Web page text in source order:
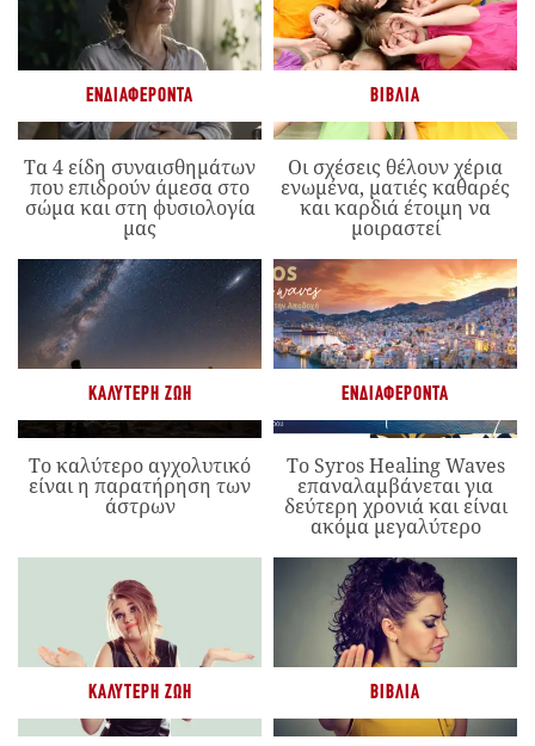
ΕΝΔΙΑΦΈΡΟΝΤΑ
Τα 4 είδη συναισθημάτων
που επιδρούν άμεσα στο
σώμα και στη φυσιολογία
μας
ΒΙΒΛΊΑ
Οι σχέσεις θέλουν χέρια
ενωμένα, ματιές καθαρές
και καρδιά έτοιμη να
μοιραστεί
ΚΑΛΎΤΕΡΗ ΖΩΉ
Το καλύτερο αγχολυτικό
είναι η παρατήρηση των
άστρων
ΕΝΔΙΑΦΈΡΟΝΤΑ
Το Syros Healing Waves
επαναλαμβάνεται για
δεύτερη χρονιά και είναι
ακόμα μεγαλύτερο
ΚΑΛΎΤΕΡΗ ΖΩΉ ΒΙΒΛΊΑ